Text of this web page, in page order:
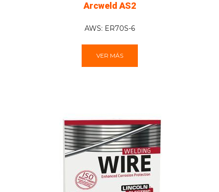
Arcweld AS2
AWS: ER70S-6
VER MÁS